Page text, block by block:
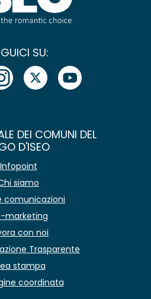
SU:
DEI COMUNI DEL
D'ISEO
Infopoint
siamo
comunicazioni
marketing
con noi
Trasparente
stampa
coordinata